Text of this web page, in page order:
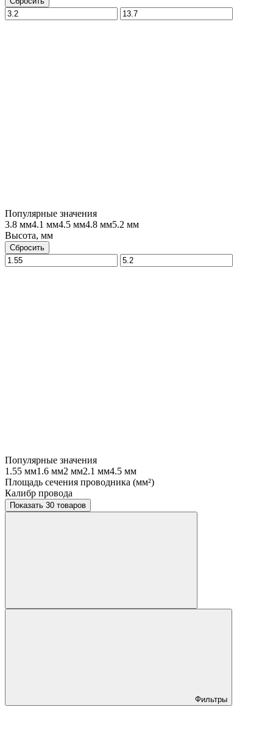
Популярные значения
3.8 мм4.1 мм4.5 мм4.8 мм5.2 мм
Высота, мм
Сбросить
Популярные значения
1.55 мм1.6 мм2 мм2.1 мм4.5 мм
Площадь сечения проводника (мм²)
Калибр провода
Показать 30 товаров
Фильтры